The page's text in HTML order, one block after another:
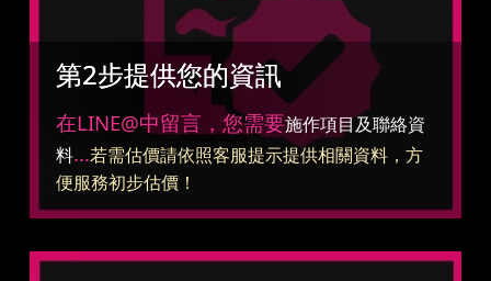
第2步提供您的資訊
在LINE@中留言，您需要施作項目及聯絡資
料...若需估價請依照客服提示提供相關資料，方
便服務初步估價！